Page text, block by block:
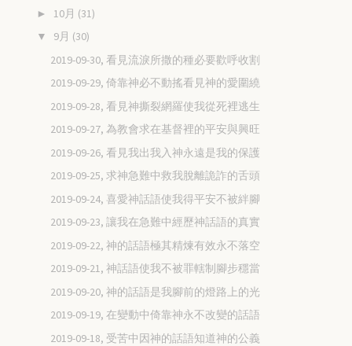
► 10月 (31)
▼ 9月 (30)
2019-09-30, 看見流淚所撒的種必要歡呼收割
2019-09-29, 倚靠神必不動搖看見神的愛圍繞
2019-09-28, 看見神撕裂網羅使我從死裡逃生
2019-09-27, 為教會求在基督裡的平安與興旺
2019-09-26, 看見我出我入神永遠是我的保護
2019-09-25, 求神急難中救我脫離詭詐的舌頭
2019-09-24, 喜愛神話語使我得平安不被絆腳
2019-09-23, 讓我在急難中經歷神話語的真實
2019-09-22, 神的話語極其精煉有效永不落空
2019-09-21, 神話語使我不被罪轄制腳步穩當
2019-09-20, 神的話語是我腳前的燈路上的光
2019-09-19, 在變動中倚靠神永不改變的話語
2019-09-18, 受苦中因神的話語知道神的公義